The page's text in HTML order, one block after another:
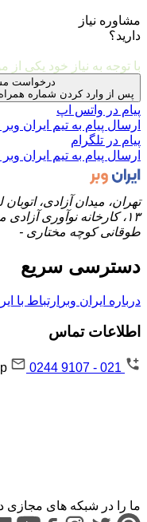
مشاوره نیاز
دارید؟
با توجه به نیاز خود یکی از
درخواست
پس از وارد کردن شماره
پیام در واتس اپ
ارسال پیام به تیم ایران
پیام در تلگرام
ارسال پیام به تیم ایران
تهران، میدان آزادی،
۱۳، کارخانه نوآوری
طوقانی کوچه مختاری -
دسترسی سریع
درباره ایران وبر ارتباط با
اطلاعات تماس
ما را در شبکه های مجازی